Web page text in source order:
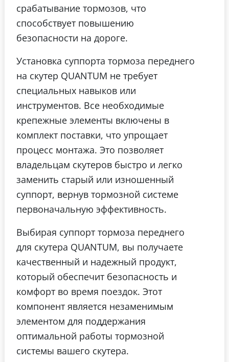
срабатывание тормозов, что
способствует повышению
безопасности на дороге.
Установка суппорта тормоза переднего
на скутер QUANTUM не требует
специальных навыков или
инструментов. Все необходимые
крепежные элементы включены в
комплект поставки, что упрощает
процесс монтажа. Это позволяет
владельцам скутеров быстро и легко
заменить старый или изношенный
суппорт, вернув тормозной системе
первоначальную эффективность.
Выбирая суппорт тормоза переднего
для скутера QUANTUM, вы получаете
качественный и надежный продукт,
который обеспечит безопасность и
комфорт во время поездок. Этот
компонент является незаменимым
элементом для поддержания
оптимальной работы тормозной
системы вашего скутера.